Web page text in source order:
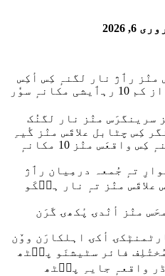
6, 2026
منٛز رٲژ نار لگنہٕ کِس أکِس
خوفناک واقعس منٛز گٔیہٕ کم از کم 10 رہٲیشی مکانہٕ سوٗر
گٲنٛٹَن منٛز سرینگرَس منٛز نار لگنُک
کِس چٹابل علاقَس منٛز گٔیہِ
برٛسوارِ دۄہ صُبحٲے نار لگنہٕ کِس واقعَس منٛز 10 مکانہٕ
تہٕ جُمعہ درمِیان رٲژ
علاقَس منٛز تہٕ نار ہٮ۪کَو
منٛز أنٛدۍ پٔکھۍ گَرَن
أکۍ اہلکارَن ووٚن
فائر سٹیشنَو پٮ۪ٹھ
واقعہٕ جایہِ پٮ۪ٹھ